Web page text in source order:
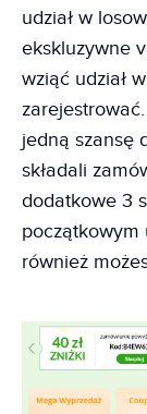
udział w
ekskluzywne
wziąć udział
jedną szansę
składali
dodatkowe 3
początkowym
również